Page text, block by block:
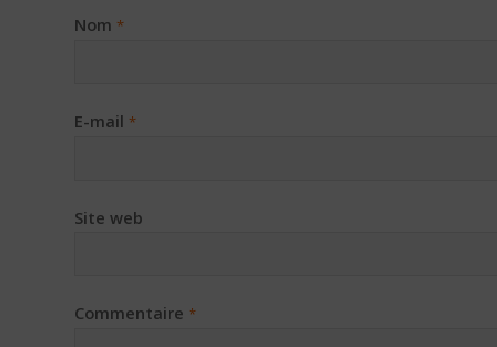
Nom *
E-mail *
Site web
Commentaire *